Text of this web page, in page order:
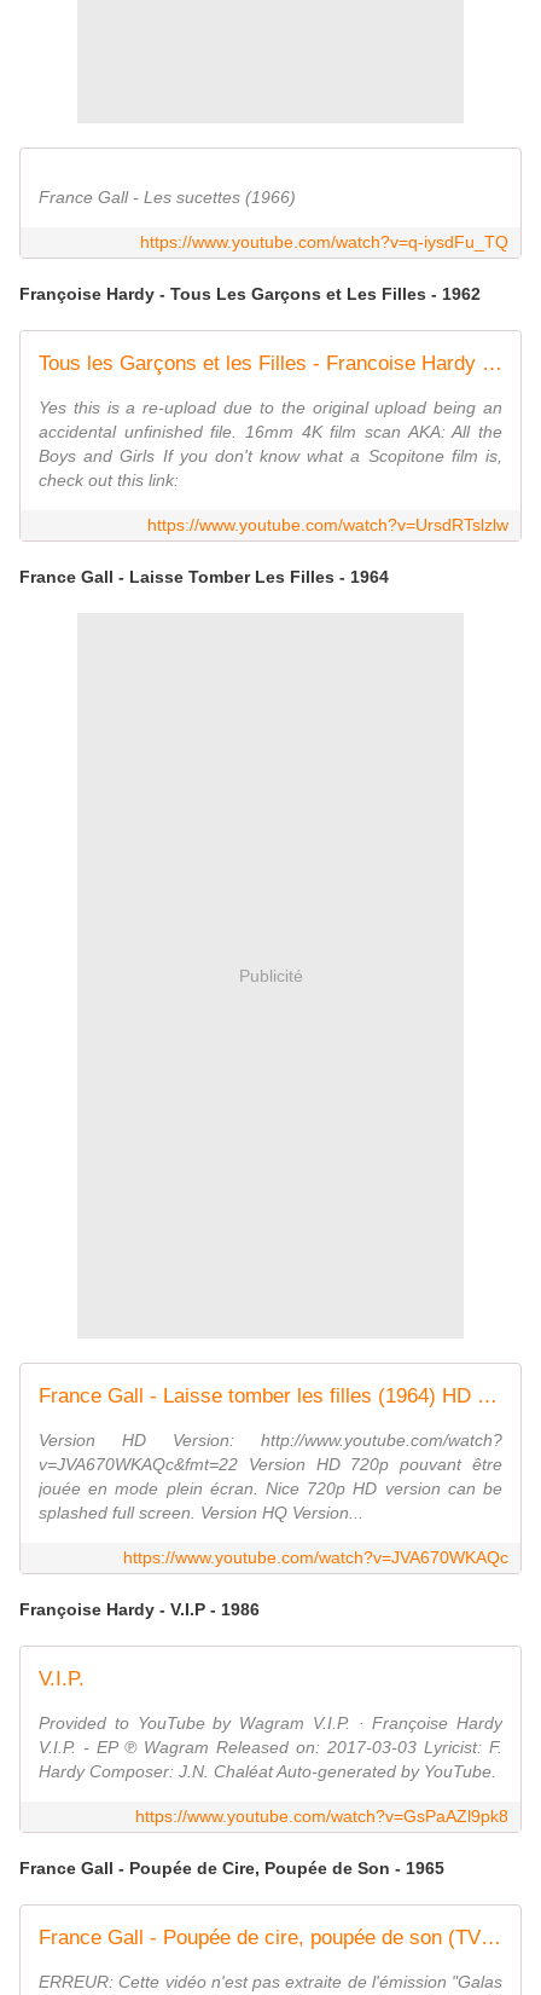
France Gall - Les sucettes (1966)
https://www.youtube.com/watch?v=q-iysdFu_TQ
Françoise Hardy - Tous Les Garçons et Les Filles - 1962
Tous les Garçons et les Filles - Francoise Hardy - Scopitone CA-137 [4K] [FTD-0845]
Yes this is a re-upload due to the original upload being an
accidental unfinished file. 16mm 4K film scan AKA: All the
Boys and Girls If you don't know what a Scopitone film is,
check out this link:
https://www.youtube.com/watch?v=UrsdRTslzlw
France Gall - Laisse Tomber Les Filles - 1964
Publicité
France Gall - Laisse tomber les filles (1964) HD 720p
Version HD Version: http://www.youtube.com/watch?
v=JVA670WKAQc&fmt=22 Version HD 720p pouvant être
jouée en mode plein écran. Nice 720p HD version can be
splashed full screen. Version HQ Version...
https://www.youtube.com/watch?v=JVA670WKAQc
Françoise Hardy - V.I.P - 1986
V.I.P.
Provided to YouTube by Wagram V.I.P. · Françoise Hardy
V.I.P. - EP ℗ Wagram Released on: 2017-03-03 Lyricist: F.
Hardy Composer: J.N. Chaléat Auto-generated by YouTube.
https://www.youtube.com/watch?v=GsPaAZl9pk8
France Gall - Poupée de Cire, Poupée de Son - 1965
France Gall - Poupée de cire, poupée de son (TVE 1971, restaurée)
ERREUR: Cette vidéo n'est pas extraite de l'émission "Galas